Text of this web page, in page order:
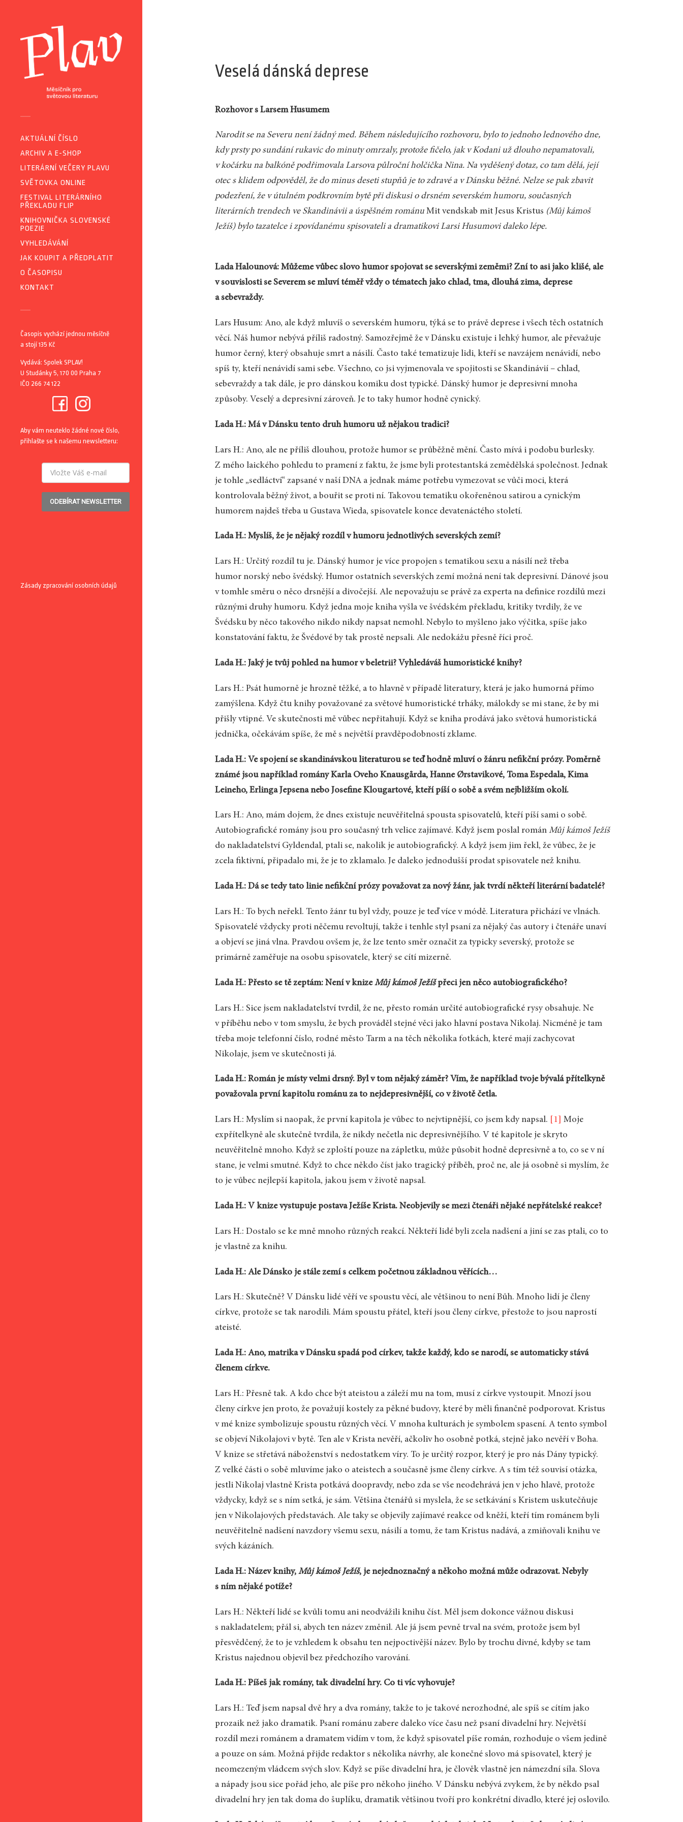
AKTUÁLNÍ ČÍSLO
ARCHIV A E-SHOP
LITERÁRNÍ VEČERY PLAVU
SVĚTOVKA ONLINE
FESTIVAL LITERÁRNÍHO
PŘEKLADU FLIP
KNIHOVNIČKA SLOVENSKÉ
POEZIE
VYHLEDÁVÁNÍ
JAK KOUPIT A PŘEDPLATIT
O ČASOPISU
KONTAKT
Časopis vychází jednou měsíčně
a stojí 135 Kč
Vydává: Spolek SPLAV!
U Studánky 5, 170 00 Praha 7
IČO 266 74 122
Aby vám neuteklo žádné nové číslo,
přihlašte se k našemu newsletteru:
ODEBÍRAT NEWSLETTER
Zásady zpracování osobních údajů
Veselá dánská deprese
Rozhovor s Larsem Husumem
Narodit se na Severu není žádný med. Během následujícího rozhovoru, bylo to jednoho lednového dne,
kdy prsty po sundání rukavic do minuty omrzaly, protože fičelo, jak v Kodani už dlouho nepamatovali,
v kočárku na balkóně podřimovala Larsova půlroční holčička Nina. Na vyděšený dotaz, co tam dělá, její
otec s klidem odpověděl, že do minus deseti stupňů je to zdravé a v Dánsku běžné. Nelze se pak zbavit
podezření, že v útulném podkrovním bytě při diskusi o drsném severském humoru, současných
literárních trendech ve Skandinávii a úspěšném románuMit vendskab mit Jesus Kristus (Můj kámoš
Ježíš) bylo tazatelce i zpovídanému spisovateli a dramatikovi Larsi Husumovi daleko lépe.
Lada Halounová: Můžeme vůbec slovo humor spojovat se severskými zeměmi? Zní to asi jako klišé, ale
v souvislosti se Severem se mluví téměř vždy o tématech jako chlad, tma, dlouhá zima, deprese
a sebevraždy.
Lars Husum: Ano, ale když mluvíš o severském humoru, týká se to právě deprese i všech těch ostatních
věcí. Náš humor nebývá příliš radostný. Samozřejmě že v Dánsku existuje i lehký humor, ale převažuje
humor černý, který obsahuje smrt a násilí. Často také tematizuje lidi, kteří se navzájem nenávidí, nebo
spíš ty, kteří nenávidí sami sebe. Všechno, co jsi vyjmenovala ve spojitosti se Skandinávií – chlad,
sebevraždy a tak dále, je pro dánskou komiku dost typické. Dánský humor je depresivní mnoha
způsoby. Veselý a depresivní zároveň. Je to taky humor hodně cynický.
Lada H.: Má v Dánsku tento druh humoru už nějakou tradici?
Lars H.: Ano, ale ne příliš dlouhou, protože humor se průběžně mění. Často mívá i podobu burlesky.
Z mého laického pohledu to pramení z faktu, že jsme byli protestantská zemědělská společnost. Jednak
je tohle „sedláctví“ zapsané v naší DNA a jednak máme potřebu vymezovat se vůči moci, která
kontrolovala běžný život, a bouřit se proti ní. Takovou tematiku okořeněnou satirou a cynickým
humorem najdeš třeba u Gustava Wieda, spisovatele konce devatenáctého století.
Lada H.: Myslíš, že je nějaký rozdíl v humoru jednotlivých severských zemí?
Lars H.: Určitý rozdíl tu je. Dánský humor je více propojen s tematikou sexu a násilí než třeba
humor norský nebo švédský. Humor ostatních severských zemí možná není tak depresivní. Dánové jsou
v tomhle směru o něco drsnější a divočejší. Ale nepovažuju se právě za experta na definice rozdílů mezi
různými druhy humoru. Když jedna moje kniha vyšla ve švédském překladu, kritiky tvrdily, že ve
Švédsku by něco takového nikdo nikdy napsat nemohl. Nebylo to myšleno jako výčitka, spíše jako
konstatování faktu, že Švédové by tak prostě nepsali. Ale nedokážu přesně říci proč.
Lada H.: Jaký je tvůj pohled na humor v beletrii? Vyhledáváš humoristické knihy?
Lars H.: Psát humorně je hrozně těžké, a to hlavně v případě literatury, která je jako humorná přímo
zamýšlena. Když čtu knihy považované za světové humoristické trháky, málokdy se mi stane, že by mi
přišly vtipné. Ve skutečnosti mě vůbec nepřitahují. Když se kniha prodává jako světová humoristická
jednička, očekávám spíše, že mě s největší pravděpodobností zklame.
Lada H.: Ve spojení se skandinávskou literaturou se teď hodně mluví o žánru nefikční prózy. Poměrně
známé jsou například romány Karla Oveho Knausgårda, Hanne Ørstavikové, Toma Espedala, Kima
Leineho, Erlinga Jepsena nebo Josefine Klougartové, kteří píší o sobě a svém nejbližším okolí.
Lars H.: Ano, mám dojem, že dnes existuje neuvěřitelná spousta spisovatelů, kteří píší sami o sobě.
Autobiografické romány jsou pro současný trh velice zajímavé. Když jsem poslal románMůj kámoš Ježíš
do nakladatelství Gyldendal, ptali se, nakolik je autobiografický. A když jsem jim řekl, že vůbec, že je
zcela fiktivní, připadalo mi, že je to zklamalo. Je daleko jednodušší prodat spisovatele než knihu.
Lada H.: Dá se tedy tato linie nefikční prózy považovat za nový žánr, jak tvrdí někteří literární badatelé?
Lars H.: To bych neřekl. Tento žánr tu byl vždy, pouze je teď více v módě. Literatura přichází ve vlnách.
Spisovatelé vždycky proti něčemu revoltují, takže i tenhle styl psaní za nějaký čas autory i čtenáře unaví
a objeví se jiná vlna. Pravdou ovšem je, že lze tento směr označit za typicky severský, protože se
primárně zaměřuje na osobu spisovatele, který se cítí mizerně.
Lada H.: Přesto se tě zeptám: Není v knizeMůj kámoš Ježíšpřeci jen něco autobiografického?
Lars H.: Sice jsem nakladatelství tvrdil, že ne, přesto román určité autobiografické rysy obsahuje. Ne
v příběhu nebo v tom smyslu, že bych prováděl stejné věci jako hlavní postava Nikolaj. Nicméně je tam
třeba moje telefonní číslo, rodné město Tarm a na těch několika fotkách, které mají zachycovat
Nikolaje, jsem ve skutečnosti já.
Lada H.: Román je místy velmi drsný. Byl v tom nějaký záměr? Vím, že například tvoje bývalá přítelkyně
považovala první kapitolu románu za to nejdepresivnější, co v životě četla.
Lars H.: Myslím si naopak, že první kapitola je vůbec to nejvtipnější, co jsem kdy napsal. [1]
Moje
expřítelkyně ale skutečně tvrdila, že nikdy nečetla nic depresivnějšího. V té kapitole je skryto
neuvěřitelně mnoho. Když se zploští pouze na zápletku, může působit hodně depresivně a to, co se v ní
stane, je velmi smutné. Když to chce někdo číst jako tragický příběh, proč ne, ale já osobně si myslím, že
to je vůbec nejlepší kapitola, jakou jsem v životě napsal.
Lada H.: V knize vystupuje postava Ježíše Krista. Neobjevily se mezi čtenáři nějaké nepřátelské reakce?
Lars H.: Dostalo se ke mně mnoho různých reakcí. Někteří lidé byli zcela nadšení a jiní se zas ptali, co to
je vlastně za knihu.
Lada H.: Ale Dánsko je stále zemí s celkem početnou základnou věřících…
Lars H.: Skutečně? V Dánsku lidé věří ve spoustu věcí, ale většinou to není Bůh. Mnoho lidí je členy
církve, protože se tak narodili. Mám spoustu přátel, kteří jsou členy církve, přestože to jsou naprostí
ateisté.
Lada H.: Ano, matrika v Dánsku spadá pod církev, takže každý, kdo se narodí, se automaticky stává
členem církve.
Lars H.: Přesně tak. A kdo chce být ateistou a záleží mu na tom, musí z církve vystoupit. Mnozí jsou
členy církve jen proto, že považují kostely za pěkné budovy, které by měli finančně podporovat. Kristus
v mé knize symbolizuje spoustu různých věcí. V mnoha kulturách je symbolem spasení. A tento symbol
se objeví Nikolajovi v bytě. Ten ale v Krista nevěří, ačkoliv ho osobně potká, stejně jako nevěří v Boha.
V knize se střetává náboženství s nedostatkem víry. To je určitý rozpor, který je pro nás Dány typický.
Z velké části o sobě mluvíme jako o ateistech a současně jsme členy církve. A s tím též souvisí otázka,
jestli Nikolaj vlastně Krista potkává doopravdy, nebo zda se vše neodehrává jen v jeho hlavě, protože
vždycky, když se s ním setká, je sám. Většina čtenářů si myslela, že se setkávání s Kristem uskutečňuje
jen v Nikolajových představách. Ale taky se objevily zajímavé reakce od kněží, kteří tím románem byli
neuvěřitelně nadšení navzdory všemu sexu, násilí a tomu, že tam Kristus nadává, a zmiňovali knihu ve
svých kázáních.
Lada H.: Název knihy,Můj kámoš Ježíš, je nejednoznačný a někoho možná může odrazovat. Nebyly
s ním nějaké potíže?
Lars H.: Někteří lidé se kvůli tomu ani neodvážili knihu číst. Měl jsem dokonce vážnou diskusi
s nakladatelem; přál si, abych ten název změnil. Ale já jsem pevně trval na svém, protože jsem byl
přesvědčený, že to je vzhledem k obsahu ten nejpoctivější název. Bylo by trochu divné, kdyby se tam
Kristus najednou objevil bez předchozího varování.
Lada H.: Píšeš jak romány, tak divadelní hry. Co ti víc vyhovuje?
Lars H.: Teď jsem napsal dvě hry a dva romány, takže to je takové nerozhodné, ale spíš se cítím jako
prozaik než jako dramatik. Psaní románu zabere daleko více času než psaní divadelní hry. Největší
rozdíl mezi románem a dramatem vidím v tom, že když spisovatel píše román, rozhoduje o všem jedině
a pouze on sám. Možná přijde redaktor s několika návrhy, ale konečné slovo má spisovatel, který je
neomezeným vládcem svých slov. Když se píše divadelní hra, je člověk vlastně jen námezdní síla. Slova
a nápady jsou sice pořád jeho, ale píše pro někoho jiného. V Dánsku nebývá zvykem, že by někdo psal
divadelní hry jen tak doma do šuplíku, dramatik většinou tvoří pro konkrétní divadlo, které jej oslovilo.